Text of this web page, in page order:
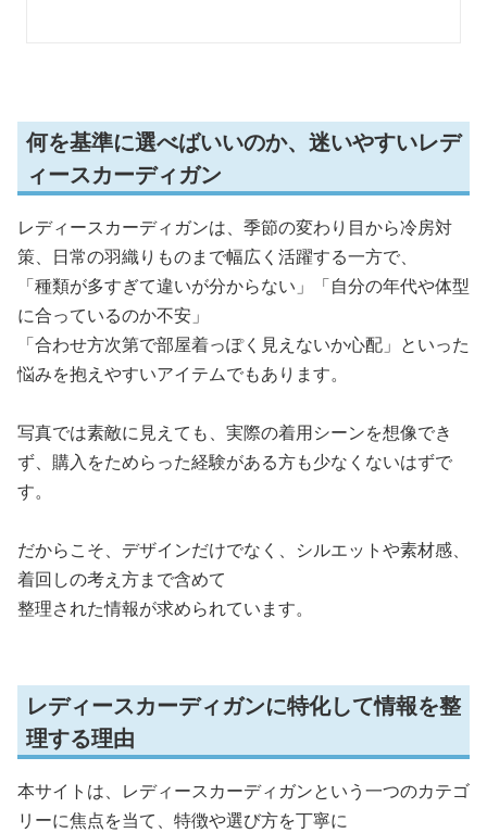
何を基準に選べばいいのか、迷いやすいレデ
ィースカーディガン
レディースカーディガンは、季節の変わり目から冷房対
策、日常の羽織りものまで幅広く活躍する一方で、
「種類が多すぎて違いが分からない」「自分の年代や体型
に合っているのか不安」
「合わせ方次第で部屋着っぽく見えないか心配」といった
悩みを抱えやすいアイテムでもあります。
写真では素敵に見えても、実際の着用シーンを想像でき
ず、購入をためらった経験がある方も少なくないはずで
す。
だからこそ、デザインだけでなく、シルエットや素材感、
着回しの考え方まで含めて
整理された情報が求められています。
レディースカーディガンに特化して情報を整
理する理由
本サイトは、レディースカーディガンという一つのカテゴ
リーに焦点を当て、特徴や選び方を丁寧に